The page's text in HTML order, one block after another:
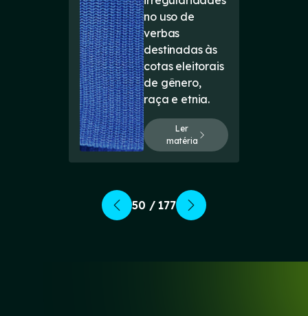
no uso de
verbas
destinadas às
cotas eleitorais
de gênero,
raça e etnia.
Ler
matéria
50 / 177